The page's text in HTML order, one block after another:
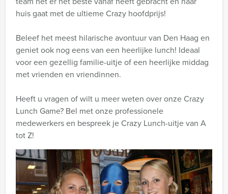
huis gaat met de ultieme Crazy hoofdprijs!
Beleef het meest hilarische avontuur van Den Haag en
geniet ook nog eens van een heerlijke lunch! Ideaal
voor een gezellig familie-uitje of een heerlijke middag
met vrienden en vriendinnen.
Heeft u vragen of wilt u meer weten over onze Crazy
Lunch Game? Bel met onze professionele
medewerkers en bespreek je Crazy Lunch-uitje van A
tot Z!